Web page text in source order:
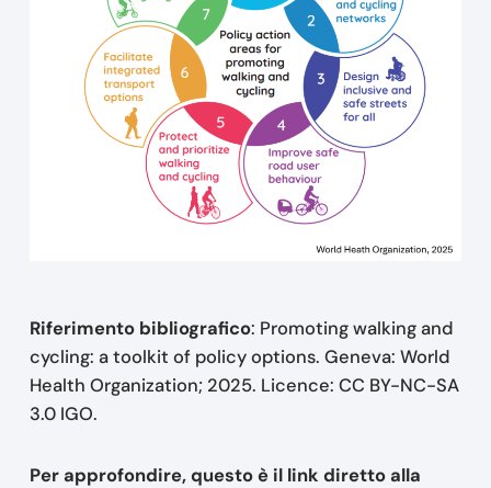
Riferimento bibliografico: Promoting walking and
cycling: a toolkit of policy options. Geneva: World
Health Organization; 2025. Licence: CC BY-NC-SA
3.0 IGO.
Per approfondire, questo è il link diretto alla